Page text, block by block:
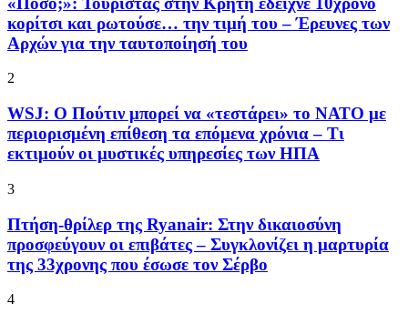
κορίτσι και ρωτούσε… την τιμή του – Έρευνες των
Αρχών για την ταυτοποίησή του
2
WSJ: Ο Πούτιν μπορεί να «τεστάρει» το ΝΑΤΟ με
περιορισμένη επίθεση τα επόμενα χρόνια – Τι
εκτιμούν οι μυστικές υπηρεσίες των ΗΠΑ
3
Πτήση-θρίλερ της Ryanair: Στην δικαιοσύνη
προσφεύγουν οι επιβάτες – Συγκλονίζει η μαρτυρία
της 33χρονης που έσωσε τον Σέρβο
4